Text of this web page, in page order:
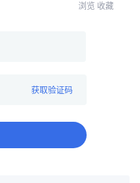
浏览 收藏
获取验证码